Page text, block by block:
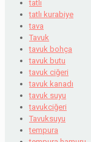
tatlı
tatlı kurabiye
tava
Tavuk
tavuk bohça
tavuk butu
tavuk ciğeri
tavuk kanadı
tavuk suyu
tavukciğeri
Tavuksuyu
tempura